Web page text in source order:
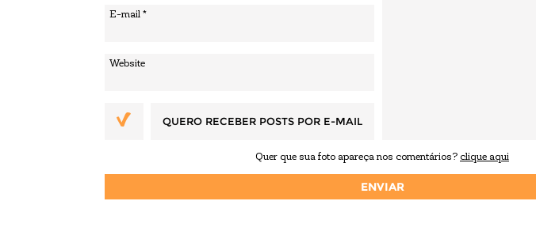
QUERO RECEBER POSTS POR E-MAIL
Quer que sua foto apareça nos comentários? clique aqui